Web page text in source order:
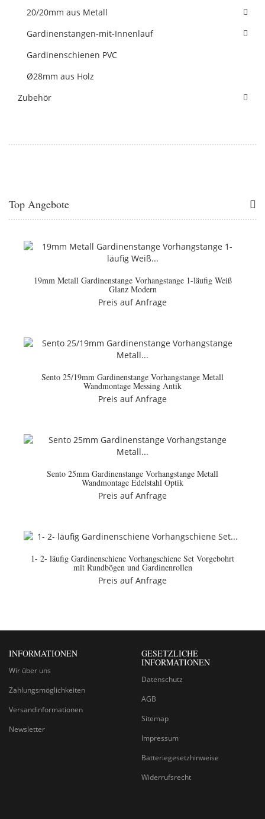
20/20mm aus Metall
Gardinenstangen-mit-Innenlauf
Gardinenschienen PVC
Ø28mm aus Holz
Zubehör
Top Angebote
19mm Metall Gardinenstange Vorhangstange 1-läufig Weiß
Glanz Modern
Preis auf Anfrage
Sento 25/19mm Gardinenstange Vorhangstange Metall
Wandmontage Messing Antik
Preis auf Anfrage
Sento 25mm Gardinenstange Vorhangstange Metall
Wandmontage Edelstahl Optik
Preis auf Anfrage
1- 2- läufig Gardinenschiene Vorhangschiene Set Vorgebohrt
mit Rundbögen und Gardinenrollen
Preis auf Anfrage
INFORMATIONEN
Wir über uns
Zahlungsmöglichkeiten
Versandinformationen
Newsletter
GESETZLICHE
INFORMATIONEN
Datenschutz
AGB
Sitemap
Impressum
Batteriegesetzhinweise
Widerrufsrecht